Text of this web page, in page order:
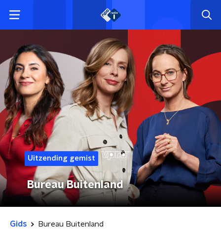
Uitzending gemist
Bureau Buitenland
Gids Bureau Buitenland